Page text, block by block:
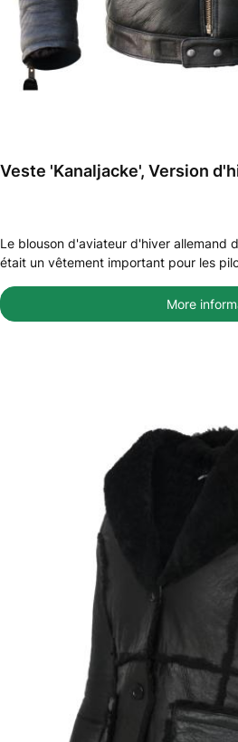
Veste 'Kanaljacke', Version
Le blouson d'aviateur d'hiver allemand
était un vêtement important pour les
More